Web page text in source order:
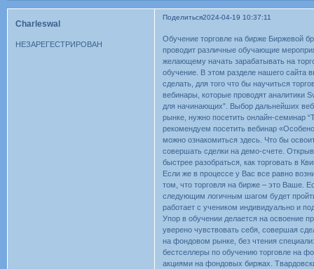
Поделиться2024-04-19 10:37:11
Charleswal
НЕЗАРЕГЕСТРИРОВАН
Обучение торговле на бирже Биржевой
проводит различные обучающие
желающему начать зарабатывать на
обучение. В этом разделе нашего сайта
cделать, для того что бы научиться
вебинары, которые проводят аналитики
для начинающих”. Выбор дальнейших
рынке, нужно посетить онлайн-семинар
рекомендуем посетить вебинар
можно ознакомиться здесь. Что бы
совершать сделки на демо-счете.
быстрее разобраться, как торговать в
Если же в процессе у Вас все равно
том, что торговля на бирже – это Ваше.
следующим логичным шагом будет
работает с учеником индивидуально и
Упор в обучении делается на освоение
уверено чувствовать себя, совершая
на фондовом рынке, без чтения
бестселлеры по обучению торговле на
акциями на фондовых биржах.